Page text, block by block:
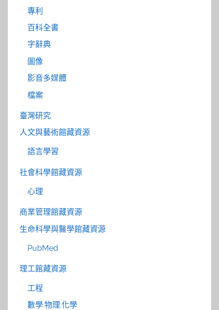
專利
百科全書
字辭典
圖像
影音多媒體
檔案
臺灣研究
人文與藝術館藏資源
語言學習
社會科學館藏資源
心理
商業管理館藏資源
生命科學與醫學館藏資源
PubMed
理工館藏資源
工程
數學.物理.化學